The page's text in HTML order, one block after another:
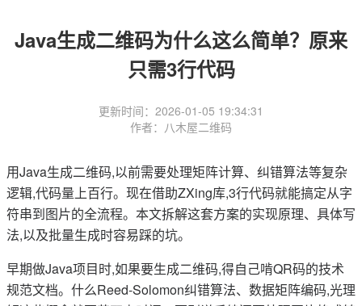
Java生成二维码为什么这么简单？原来
只需3行代码
更新时间：2026-01-05 19:34:31
作者：八木屋二维码
用Java生成二维码,以前需要处理矩阵计算、纠错算法等复杂
逻辑,代码量上百行。现在借助ZXing库,3行代码就能搞定从字
符串到图片的全流程。本文拆解这套方案的实现原理、具体写
法,以及批量生成时容易踩的坑。
早期做Java项目时,如果要生成二维码,得自己啃QR码的技术
规范文档。什么Reed-Solomon纠错算法、数据矩阵编码,光理